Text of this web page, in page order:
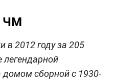
ЧМ
в 2012 году за 205
легендарной
сборной с 1930-